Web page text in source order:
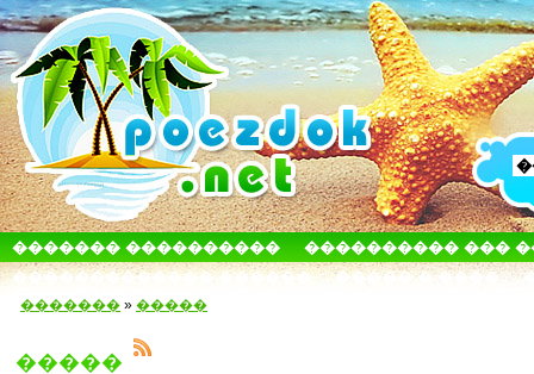
������� ����������
���������� ���
������������� ������
����� � ����
������� » �����
�����